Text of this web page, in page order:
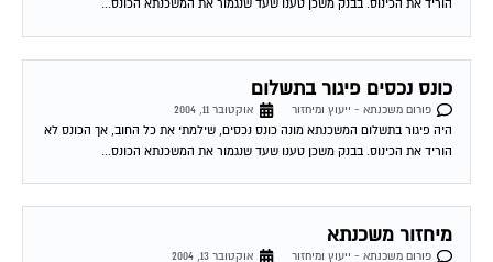
כונס נכסים פיגור בתשלום
פורום משכנתא - ייעוץ ומיחזור
אוקטובר 11, 2004
היה פיגור בתשלום המשכנתא מונה כונס נכסים, שילמתי את כל החוב, אך הכונס לא
הוריד את הכינוס. בבנק משכן טענו שעד שנגמור את המשכנתא הכונס...
מיחזור משכנתא
פורום משכנתא - ייעוץ ומיחזור
יש לי משכנתא צמודה בריבית קבועה של 5.9 אחוז מלפני כשנה לערך. האם יש